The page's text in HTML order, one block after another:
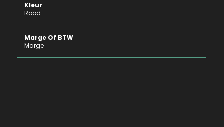
Kleur
Rood
Marge Of BTW
Marge